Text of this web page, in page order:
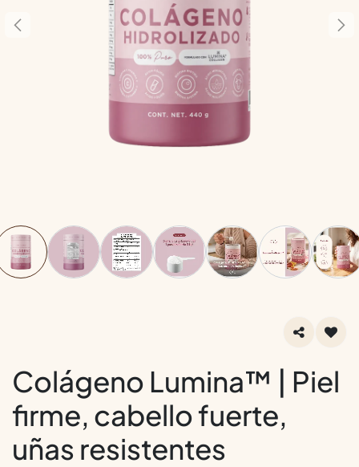
Colágeno Lumina™ | Piel
firme, cabello fuerte,
uñas resistentes